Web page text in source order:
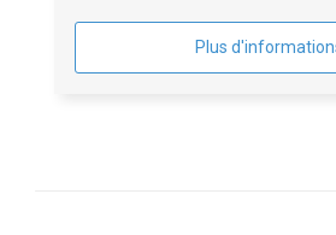
Plus